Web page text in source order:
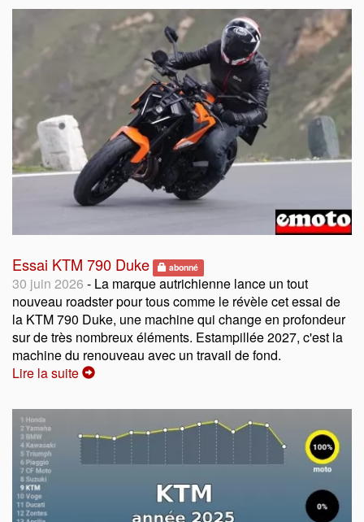
Essai KTM 790 Duke abonné
30 juin 2026 - La marque autrichienne lance un tout
nouveau roadster pour tous comme le révèle cet essai de
la KTM 790 Duke, une machine qui change en profondeur
sur de très nombreux éléments. Estampillée 2027, c'est la
machine du renouveau avec un travail de fond.
Lire la suite